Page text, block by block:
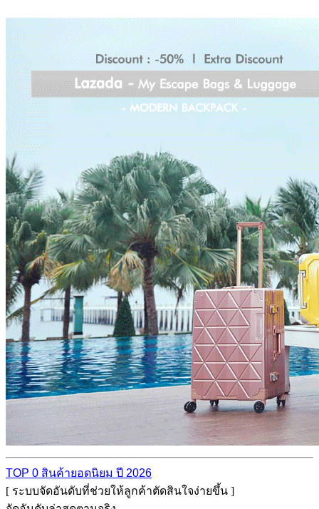
TOP 0 สินค้ายอดนิยม ปี 2026
[ ระบบจัดอันดับที่ช่วยให้ลูกค้าตัดสินใจง่ายขึ้น ]